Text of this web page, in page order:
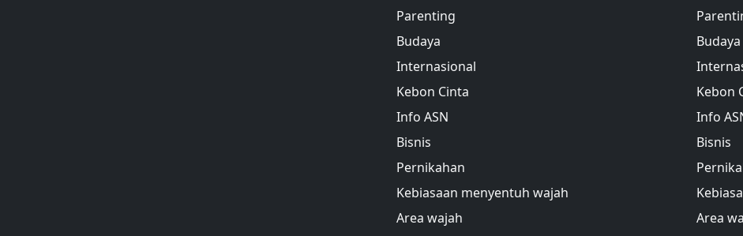
Parenting
Budaya
Internasional
Kebon Cinta
Info ASN
Bisnis
Pernikahan
Kebiasaan menyentuh wajah
Area wajah
Budaya
Kebon
Info
Bisnis
Area